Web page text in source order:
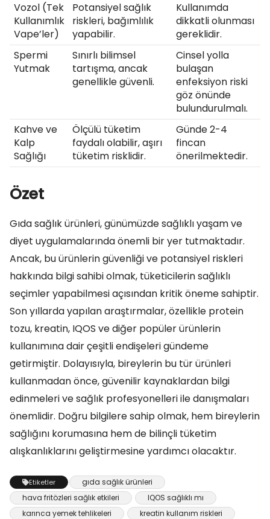
Vozol (Tek
Kullanımlık
Vape’ler)
Potansiyel sağlık
riskleri, bağımlılık
yapabilir.
Kullanımda
dikkatli olunması
gereklidir.
Spermi
Yutmak
Sınırlı bilimsel
tartışma, ancak
genellikle güvenli.
Cinsel yolla
bulaşan
enfeksiyon riski
göz önünde
bulundurulmalı.
Kahve ve
Kalp
Sağlığı
Ölçülü tüketim
faydalı olabilir, aşırı
tüketim risklidir.
Günde 2-4
fincan
önerilmektedir.
Özet
Gıda sağlık ürünleri, günümüzde sağlıklı yaşam ve
diyet uygulamalarında önemli bir yer tutmaktadır.
Ancak, bu ürünlerin güvenliği ve potansiyel riskleri
hakkında bilgi sahibi olmak, tüketicilerin sağlıklı
seçimler yapabilmesi açısından kritik öneme sahiptir.
Son yıllarda yapılan araştırmalar, özellikle protein
tozu, kreatin, IQOS ve diğer popüler ürünlerin
kullanımına dair çeşitli endişeleri gündeme
getirmiştir. Dolayısıyla, bireylerin bu tür ürünleri
kullanmadan önce, güvenilir kaynaklardan bilgi
edinmeleri ve sağlık profesyonelleri ile danışmaları
önemlidir. Doğru bilgilere sahip olmak, hem bireylerin
sağlığını korumasına hem de bilinçli tüketim
alışkanlıklarını geliştirmesine yardımcı olacaktır.
Etiketler
gıda sağlık ürünleri
hava fritözleri sağlık etkileri
IQOS sağlıklı mı
karınca yemek tehlikeleri
kreatin kullanım riskleri